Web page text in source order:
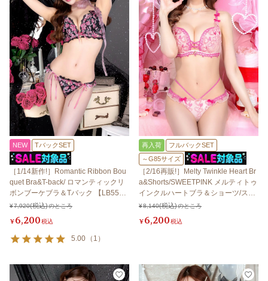
NEW TバックSET
［1/14新作!］Romantic Ribbon Bou
quet Bra&T-back/ ロマンティックリ
ボンブーケブラ＆Tバック 【LB550
0】
¥7,920 のところ
¥6,200税込
5.00 （ 1 ）
再入荷
フルバックSET
～G85サイズ
［2/16再販!］Melty Twinkle Heart Br
a&Shorts/SWEETPINK メルティトゥ
インクルハートブラ＆ショーツ/スイ
ートピンク 【LB5500】
¥8,140 のところ
¥6,200税込